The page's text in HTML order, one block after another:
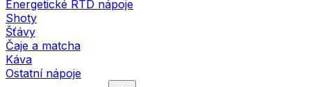
Energetické RTD nápoje
Shoty
Šťávy
Čaje a matcha
Káva
Ostatní nápoje